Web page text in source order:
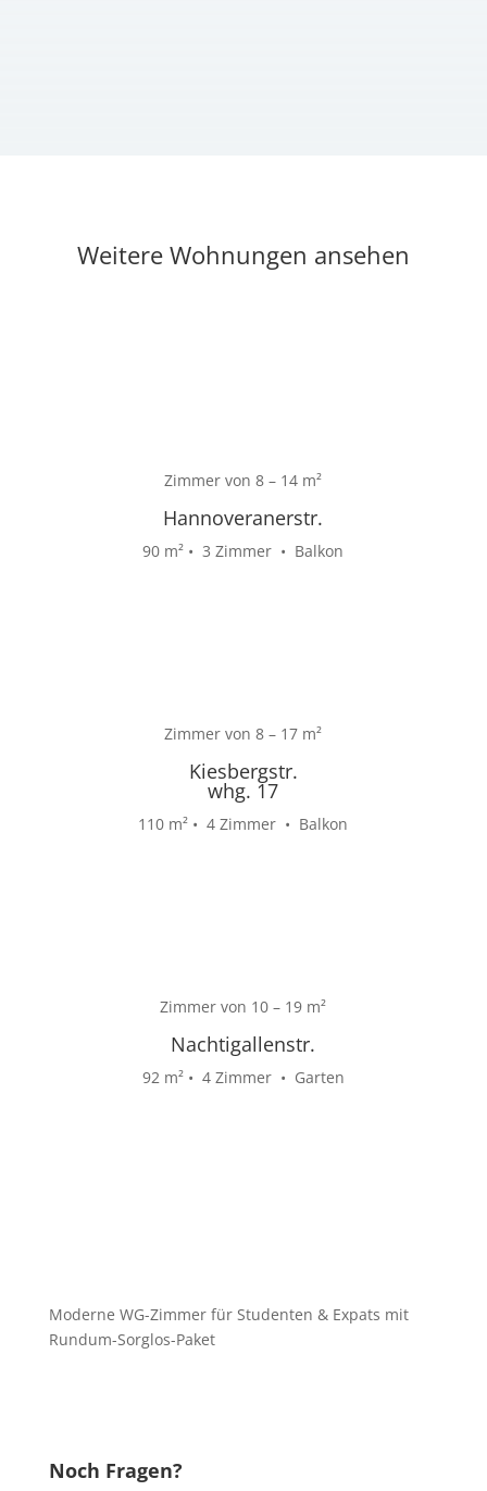
Weitere Wohnungen ansehen
Zimmer von 8 – 14 m²
Hannoveranerstr.
90 m² • 3 Zimmer • Balkon
Zimmer von 8 – 17 m²
Kiesbergstr.
whg. 17
110 m² • 4 Zimmer • Balkon
Zimmer von 10 – 19 m²
Nachtigallenstr.
92 m²• 4 Zimmer • Garten
Moderne WG-Zimmer für Studenten & Expats mit
Rundum-Sorglos-Paket
Noch Fragen?